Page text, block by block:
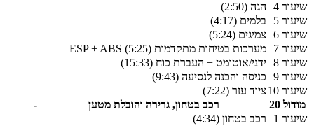
שיעור 4
הגה (2:50)
שיעור 5
בלמים (4:17)
שיעור 6
צמיגים (5:24)
שיעור 7
מערכות בטיחות מתקדמות ESP + ABS (5:25)
שיעור 8
ידני/אוטומט + העברת כוח (15:33)
שיעור 9
כניסה והכנה לנסיעה (9:43)
שיעור 10
ציוד עזר (7:22)
מודול 20
רכב בטחון, גרירה והובלת מטען
-
שיעור 1
רכב בטחון (4:34)